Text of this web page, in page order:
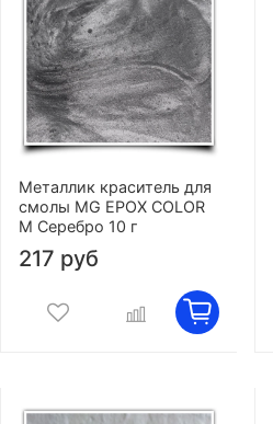
Металлик краситель для
смолы MG EPOX COLOR
M Серебро 10 г
217 руб